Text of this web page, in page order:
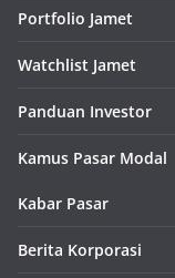
Portfolio Jamet
Watchlist Jamet
Panduan Investor
Kamus Pasar Modal
Kabar Pasar
Berita Korporasi